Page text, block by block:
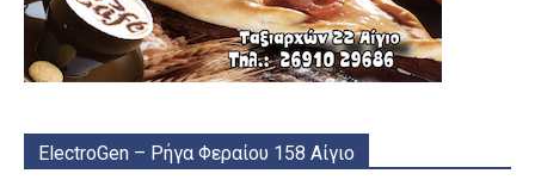
ElectroGen – Ρήγα Φεραίου 158 Αίγιο